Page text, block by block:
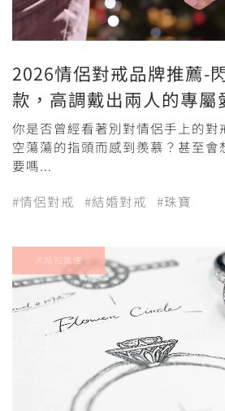
2026情侶對戒品牌推薦-
款，高調戴出兩人的專屬
你是否曾經看著別對情侶手上的對
空蕩蕩的指頭而感到羨慕？甚至會
要嗎...
#情侶對戒
#結婚對戒 #珠寶
求婚知識庫